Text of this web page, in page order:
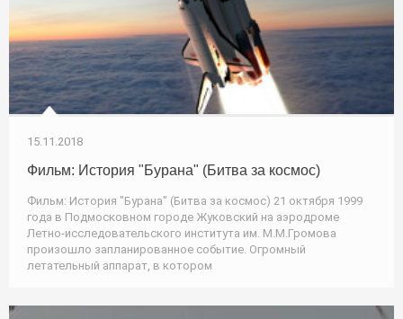
15.11.2018
Фильм: История "Бурана" (Битва за космос)
Фильм: История "Бурана" (Битва за космос) 21 октября 1999
года в Подмосковном городе Жуковский на аэродроме
Летно-исследовательского института им. М.М.Громова
произошло запланированное событие. Огромный
летательный аппарат, в котором